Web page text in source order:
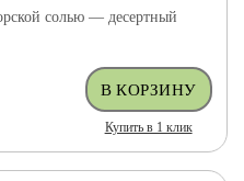
солью — десертный
Купить в 1 клик